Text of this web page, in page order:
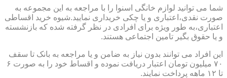
شما می توانید لوازم خانگی اسنوا را با مراجعه به این مجموعه به
صورت نقدی،اعتباری و یا چکی خریداری نمایید.شیوه خرید اقساطی
اعتباری،به طور ویژه برای افرادی در نظر گرفته شده که بازنشسته
و یا حقوق بگیر تامین اجتماعی هستند.
این افراد می توانند بدون نیاز به ضامن و یا مراجعه به بانک تا سقف
۷۰ میلیون تومان اعتبار دریافت نموده و اقساط خود را به صورت ۶
تا ۱۲ ماهه پرداخت نمایند.